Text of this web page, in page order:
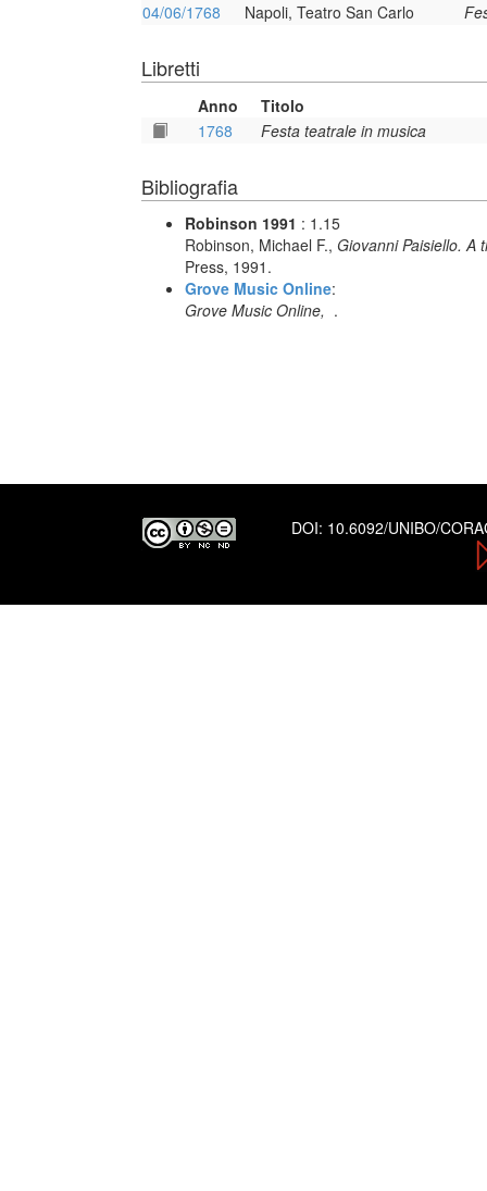
04/06/1768
Napoli, Teatro San Carlo
Libretti
Anno
Titolo
1768
Festa teatrale in musica
Bibliografia
Robinson 1991 : 1.15
Robinson, Michael F., Giovanni Paisiello. A
Press, 1991.
Grove Music Online:
Grove Music Online, .
DOI: 10.6092/UNIBO/